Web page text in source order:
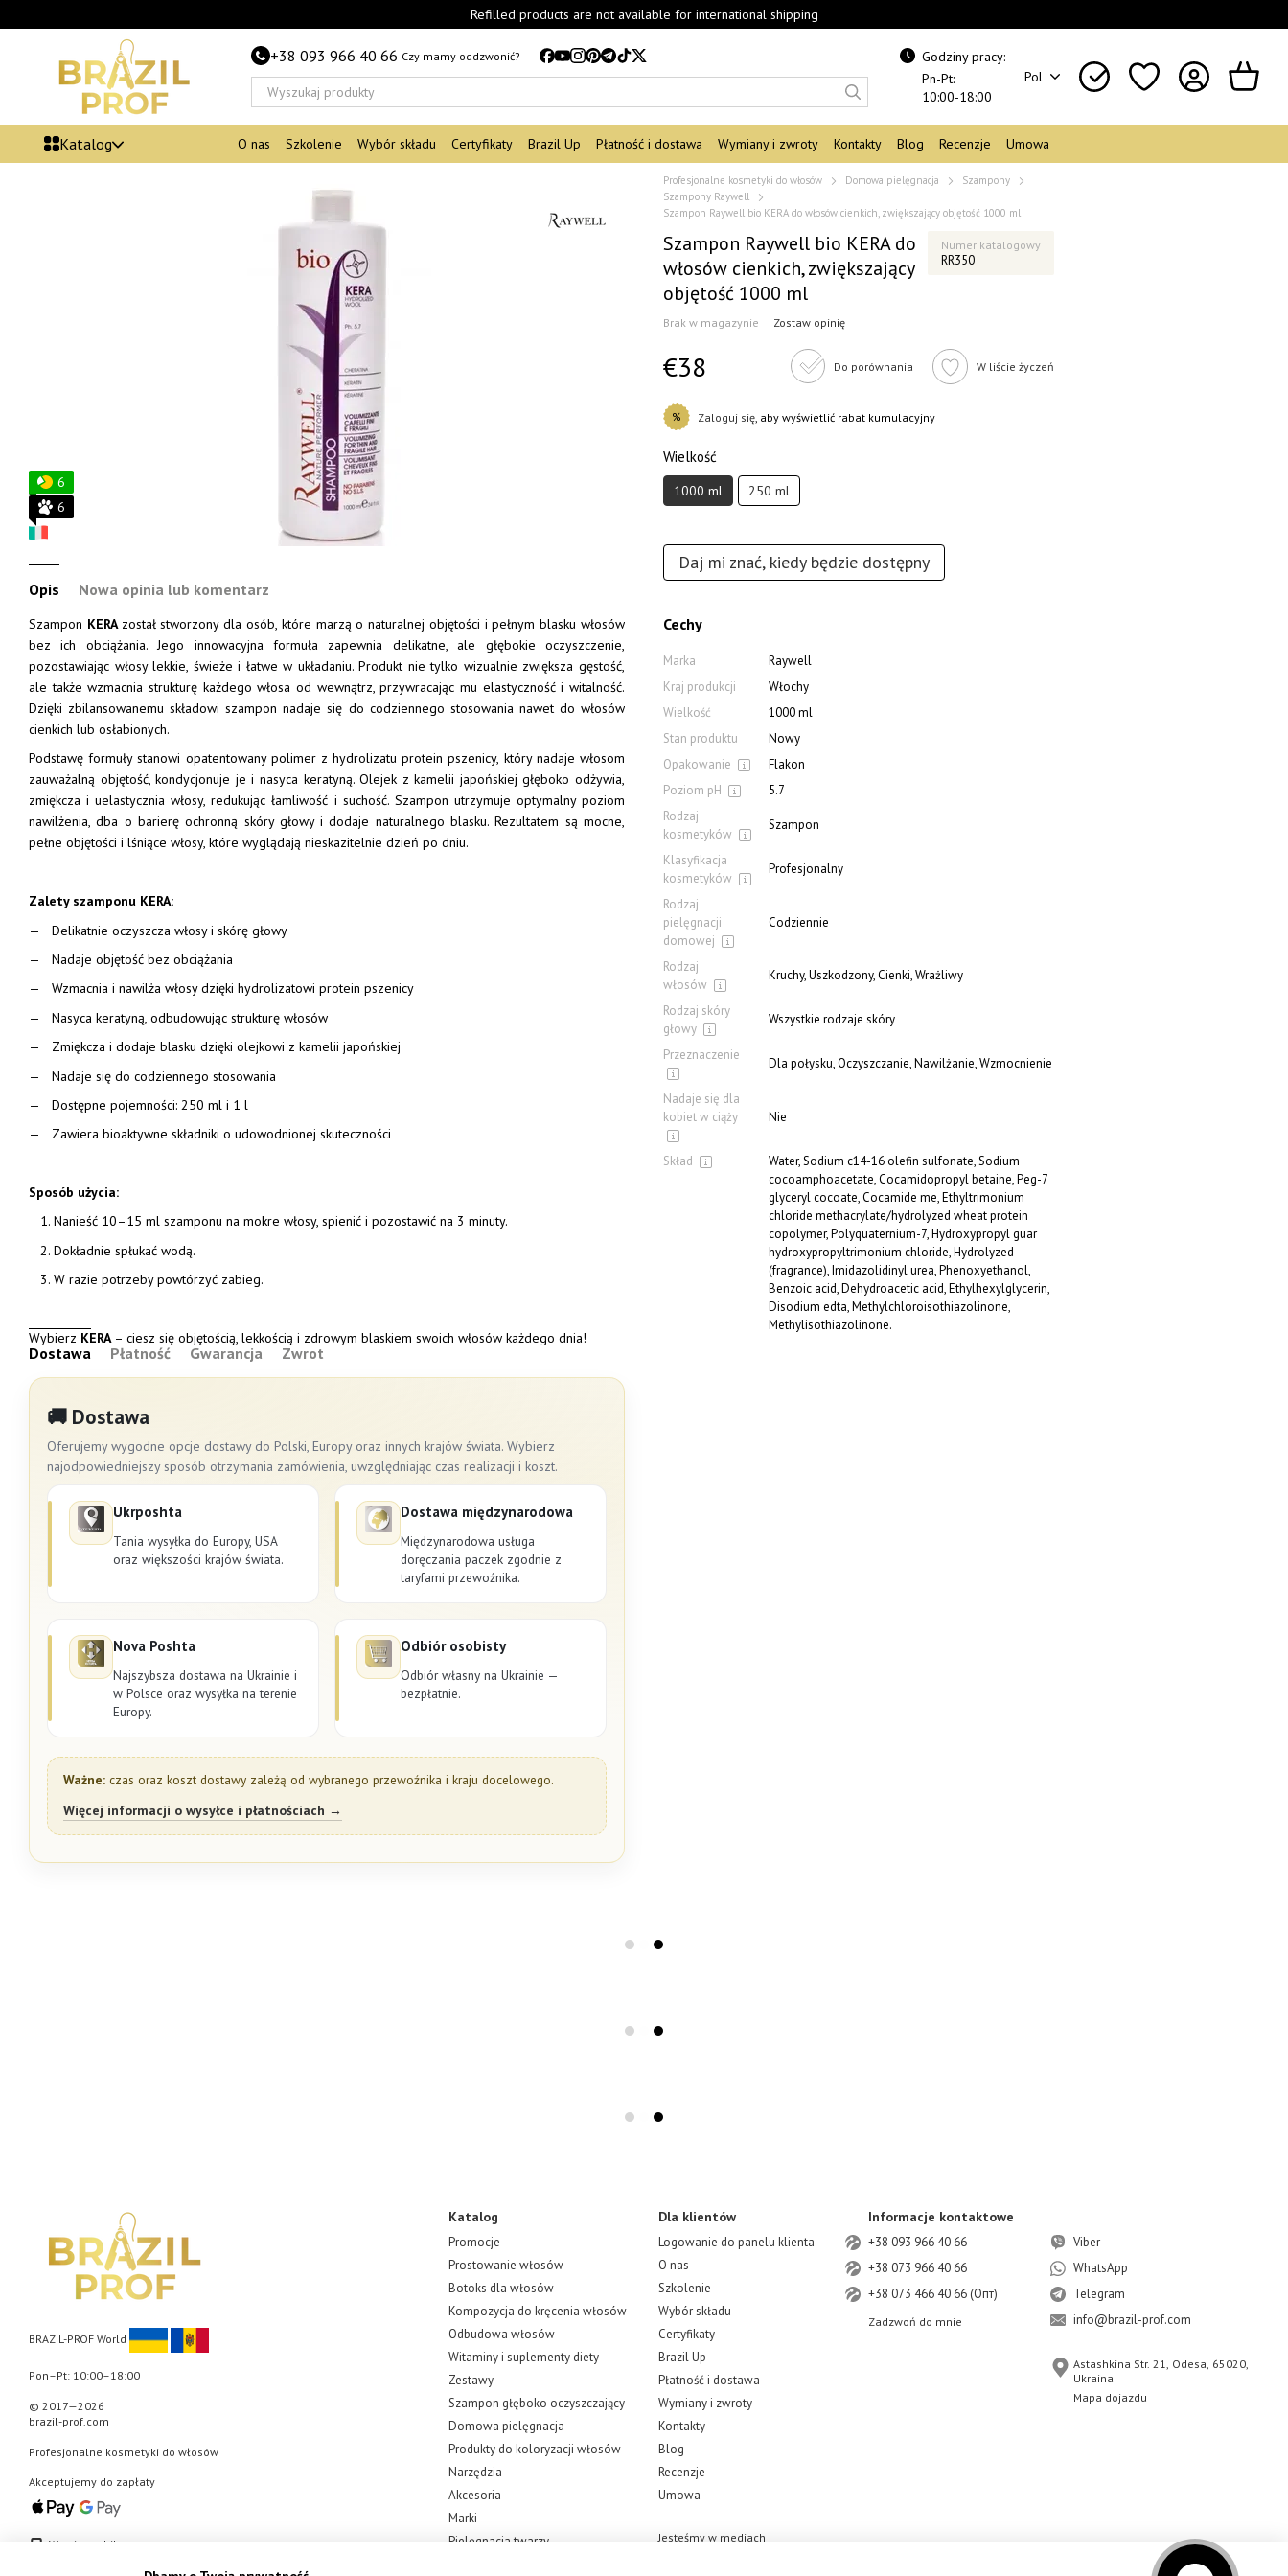
Refilled products are not available for international shipping
+38 093 966 40 66 Czy mamy oddzwonić?
Godziny pracy:
Pn-Pt:
10:00-18:00
Pol
Katalog O nas Szkolenie Wybór składu Certyfikaty Brazil Up Płatność i dostawa Wymiany i zwroty Kontakty Blog Recenzje Umowa
6
6
Opis Nowa opinia lub komentarz
Szampon KERA został stworzony dla osób, które marzą o naturalnej objętości i pełnym blasku włosów
bez ich obciążania. Jego innowacyjna formuła zapewnia delikatne, ale głębokie oczyszczenie,
pozostawiając włosy lekkie, świeże i łatwe w układaniu. Produkt nie tylko wizualnie zwiększa gęstość,
ale także wzmacnia strukturę każdego włosa od wewnątrz, przywracając mu elastyczność i witalność.
Dzięki zbilansowanemu składowi szampon nadaje się do codziennego stosowania nawet do włosów
cienkich lub osłabionych.
Podstawę formuły stanowi opatentowany polimer z hydrolizatu protein pszenicy, który nadaje włosom
zauważalną objętość, kondycjonuje je i nasyca keratyną. Olejek z kamelii japońskiej głęboko odżywia,
zmiękcza i uelastycznia włosy, redukując łamliwość i suchość. Szampon utrzymuje optymalny poziom
nawilżenia, dba o barierę ochronną skóry głowy i dodaje naturalnego blasku. Rezultatem są mocne,
pełne objętości i lśniące włosy, które wyglądają nieskazitelnie dzień po dniu.
Zalety szamponu KERA:
Delikatnie oczyszcza włosy i skórę głowy
Nadaje objętość bez obciążania
Wzmacnia i nawilża włosy dzięki hydrolizatowi protein pszenicy
Nasyca keratyną, odbudowując strukturę włosów
Zmiękcza i dodaje blasku dzięki olejkowi z kamelii japońskiej
Nadaje się do codziennego stosowania
Dostępne pojemności: 250 ml i 1 l
Zawiera bioaktywne składniki o udowodnionej skuteczności
Sposób użycia:
Nanieść 10–15 ml szamponu na mokre włosy, spienić i pozostawić na 3 minuty.
Dokładnie spłukać wodą.
W razie potrzeby powtórzyć zabieg.
Wybierz KERA – ciesz się objętością, lekkością i zdrowym blaskiem swoich włosów każdego dnia!
Dostawa Płatność Gwarancja Zwrot
🚚 Dostawa
Oferujemy wygodne opcje dostawy do Polski, Europy oraz innych krajów świata. Wybierz
najodpowiedniejszy sposób otrzymania zamówienia, uwzględniając czas realizacji i koszt.
Ukrposhta
Tania wysyłka do Europy, USA
oraz większości krajów świata.
Dostawa międzynarodowa
Międzynarodowa usługa
doręczania paczek zgodnie z
taryfami przewoźnika.
Nova Poshta
Najszybsza dostawa na Ukrainie i
w Polsce oraz wysyłka na terenie
Europy.
Odbiór osobisty
Odbiór własny na Ukrainie —
bezpłatnie.
Ważne: czas oraz koszt dostawy zależą od wybranego przewoźnika i kraju docelowego.
Więcej informacji o wysyłce i płatnościach →
Profesjonalne kosmetyki do włosów Domowa pielęgnacja
Szampony
Szampony Raywell
Szampon Raywell bio KERA do włosów cienkich, zwiększający objętość 1000 ml
Szampon Raywell bio KERA do
włosów cienkich, zwiększający
objętość 1000 ml
Numer katalogowy
RR350
Brak w magazynie Zostaw opinię
€38 Do porównania W liście życzeń
% Zaloguj się , aby wyświetlić rabat kumulacyjny
Wielkość
1000 ml 250 ml
Daj mi znać, kiedy będzie dostępny
Cechy
Marka
Raywell
Kraj produkcji
Włochy
Wielkość
1000 ml
Stan produktu
Nowy
Opakowanie
Flakon
Poziom pH
5.7
Rodzaj
kosmetyków
Szampon
Klasyfikacja
kosmetyków
Profesjonalny
Rodzaj
pielęgnacji
domowej
Codziennie
Rodzaj
włosów
Kruchy, Uszkodzony, Cienki, Wrażliwy
Rodzaj skóry
głowy
Wszystkie rodzaje skóry
Przeznaczenie
Dla połysku, Oczyszczanie, Nawilżanie, Wzmocnienie
Nadaje się dla
kobiet w ciąży
Nie
Skład
Water, Sodium c14-16 olefin sulfonate, Sodium
cocoamphoacetate, Cocamidopropyl betaine, Peg-7
glyceryl cocoate, Cocamide me, Ethyltrimonium
chloride methacrylate/hydrolyzed wheat protein
copolymer, Polyquaternium-7, Hydroxypropyl guar
hydroxypropyltrimonium chloride, Hydrolyzed
(fragrance), Imidazolidinyl urea, Phenoxyethanol,
Benzoic acid, Dehydroacetic acid, Ethylhexylglycerin,
Disodium edta, Methylchloroisothiazolinone,
Methylisothiazolinone.
BRAZIL-PROF World
Pon–Pt: 10:00–18:00
© 2017—2026
brazil-prof.com
Profesjonalne kosmetyki do włosów
Akceptujemy do zapłaty
Wersja mobilna
Katalog
Promocje
Prostowanie włosów
Botoks dla włosów
Kompozycja do kręcenia włosów
Odbudowa włosów
Witaminy i suplementy diety
Zestawy
Szampon głęboko oczyszczający
Domowa pielęgnacja
Produkty do koloryzacji włosów
Narzędzia
Akcesoria
Marki
Pielęgnacja twarzy
Dla klientów
Logowanie do panelu klienta
O nas
Szkolenie
Wybór składu
Certyfikaty
Brazil Up
Płatność i dostawa
Wymiany i zwroty
Kontakty
Blog
Recenzje
Umowa
Jesteśmy w mediach
Informacje kontaktowe
+38 093 966 40 66
+38 073 966 40 66
+38 073 466 40 66 (Опт)
Zadzwoń do mnie
Viber
WhatsApp
Telegram
info@brazil-prof.com
Astashkina Str. 21, Odesa, 65020,
Ukraina
Mapa dojazdu